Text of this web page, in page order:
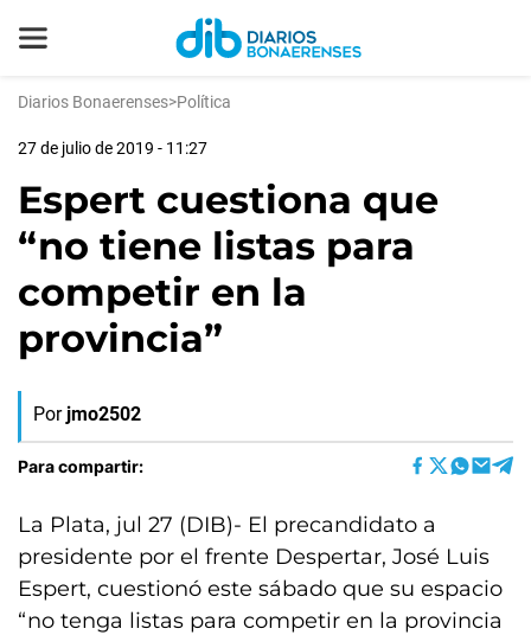
Diarios Bonaerenses>Política
27 de julio de 2019 - 11:27
Espert cuestiona que
“no tiene listas para
competir en la
provincia”
Por jmo2502
Para compartir:
La Plata, jul 27 (DIB)- El precandidato a
presidente por el frente Despertar, José Luis
Espert, cuestionó este sábado que su espacio
“no tenga listas para competir en la provincia